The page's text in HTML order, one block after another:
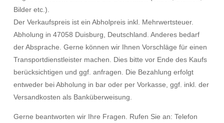
Bilder etc.).
Der Verkaufspreis ist ein Abholpreis inkl. Mehrwertsteuer.
Abholung in 47058 Duisburg, Deutschland. Anderes bedarf
der Absprache. Gerne können wir Ihnen Vorschläge für einen
Transportdienstleister machen. Dies bitte vor Ende des Kaufs
berücksichtigen und ggf. anfragen. Die Bezahlung erfolgt
entweder bei Abholung in bar oder per Vorkasse, ggf. inkl. der
Versandkosten als Banküberweisung.
Gerne beantworten wir Ihre Fragen. Rufen Sie an: Telefon